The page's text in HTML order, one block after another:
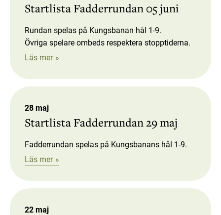
Startlista Fadderrundan 05 juni
Rundan spelas på Kungsbanan hål 1-9.
Övriga spelare ombeds respektera stopptiderna.
Läs mer
28 maj
Startlista Fadderrundan 29 maj
Fadderrundan spelas på Kungsbanans hål 1-9.
Läs mer
22 maj